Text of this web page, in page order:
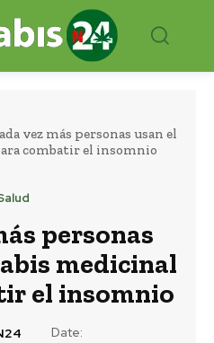
vez más personas usan el
combatir el insomnio
personas
medicinal
el insomnio
Date: